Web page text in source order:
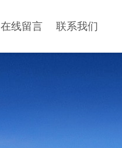
在线留言 联系我们